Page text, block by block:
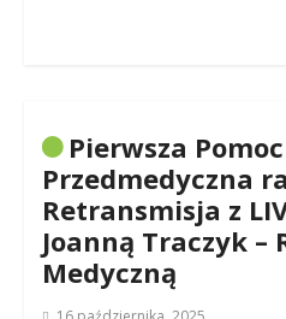
Pierwsza Pomoc
Przedmedyczna
Retransmisja z
Joanną Traczyk –
Medyczną